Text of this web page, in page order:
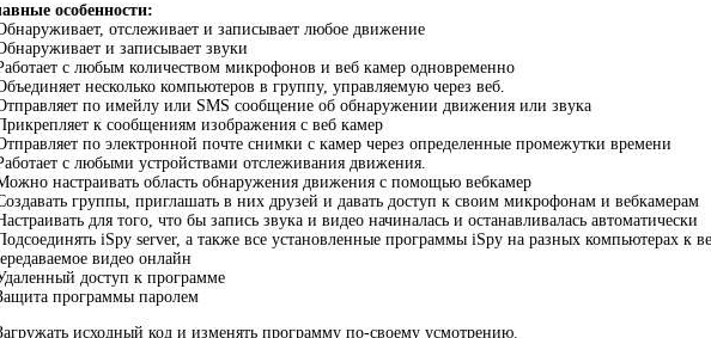
особенности:
отслеживает и записывает любое движение
и записывает звуки
с любым количеством микрофонов и веб камер одновременно
несколько компьютеров в группу, управляемую через веб.
по имейлу или SMS сообщение об обнаружении движения или звука
к сообщениям изображения с веб камер
по электронной почте снимки с камер через определенные промежутки времени
с любыми устройствами отслеживания движения.
настраивать область обнаружения движения с помощью вебкамер
группы, приглашать в них друзей и давать доступ к своим микрофонам и вебкамерам
для того, что бы запись звука и видео начиналась и останавливалась автоматически
iSpy server, а также все установленные программы iSpy на разных компьютерах к
видео онлайн
доступ к программе
программы паролем
исходный код и изменять программу по-своему усмотрению.